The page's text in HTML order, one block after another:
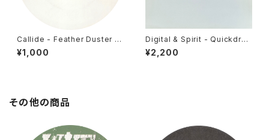
Callide - Feather Duster /
Mooshoo [Deadly Records
/ 2006]
¥1,000
Digital & Spirit - Quickdra
w / Three In One [Phantom
Audio / 2001]
¥2,200
その他の商品